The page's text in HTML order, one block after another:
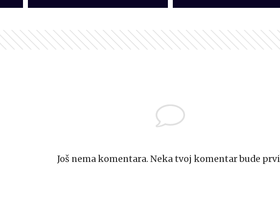
Još nema komentara. Neka tvoj komentar bude